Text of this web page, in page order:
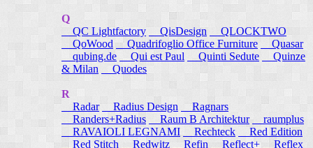
Q
QC Lightfactory
QisDesign
QLOCKTWO
QoWood Quadrifoglio Office Furniture
Quasar
qubing.de
Qui est Paul Quinti Sedute
Quinze
& Milan
Quodes
R
Radar
Radius Design
Ragnars
Randers+Radius
Raum B Architektur raumplus
RAVAIOLI LEGNAMI
Rechteck
Red Edition
Red Stitch
Redwitz Refin Reflect+
Reflex